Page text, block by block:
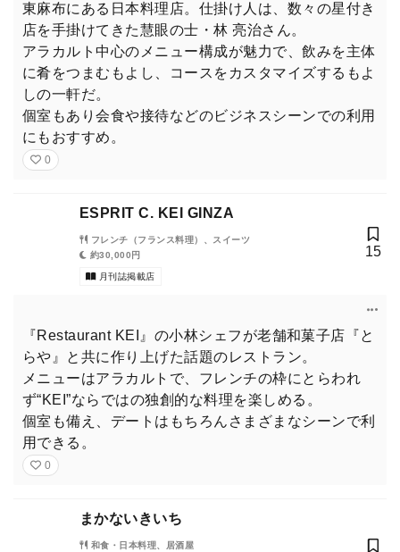
東麻布にある日本料理店。仕掛け人は、数々の星付き
店を手掛けてきた慧眼の士・林 亮治さん。
アラカルト中心のメニュー構成が魅力で、飲みを主体
に肴をつまむもよし、コースをカスタマイズするもよ
しの一軒だ。
個室もあり会食や接待などのビジネスシーンでの利用
にもおすすめ。
0
ESPRIT C. KEI GINZA
フレンチ（フランス料理）、スイーツ
約30,000円
月刊誌掲載店
15
『Restaurant KEI』の小林シェフが老舗和菓子店『と
らや』と共に作り上げた話題のレストラン。
メニューはアラカルトで、フレンチの枠にとらわれ
ず“KEI”ならではの独創的な料理を楽しめる。
個室も備え、デートはもちろんさまざまなシーンで利
用できる。
0
まかないきいち
和食・日本料理、居酒屋